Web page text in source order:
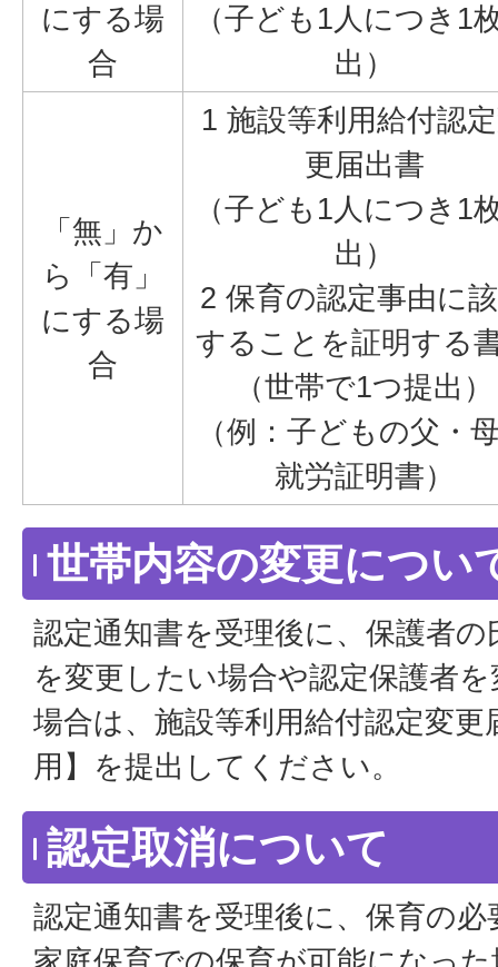
にする場
合
（子ども1人につき1
出）
「無」か
ら「有」
にする場
合
1 施設等利用給付認
更届出書
（子ども1人につき1
出）
2 保育の認定事由に
することを証明する
（世帯で1つ提出）
（例：子どもの父・
就労証明書）
世帯内容の変更につい
認定通知書を受理後に、保護者
を変更したい場合や認定保護者
場合は、施設等利用給付認定変更
用】を提出してください。
認定取消について
認定通知書を受理後に、保育の